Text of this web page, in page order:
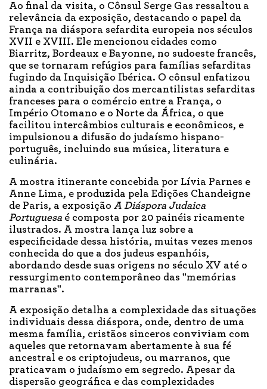
Ao final da visita, o Cônsul Serge Gas ressaltou a
relevância da exposição, destacando o papel da
França na diáspora sefardita europeia nos séculos
XVII e XVIII. Ele mencionou cidades como
Biarritz, Bordeaux e Bayonne, no sudoeste francês,
que se tornaram refúgios para famílias sefarditas
fugindo da Inquisição Ibérica. O cônsul enfatizou
ainda a contribuição dos mercantilistas sefarditas
franceses para o comércio entre a França, o
Império Otomano e o Norte da África, o que
facilitou intercâmbios culturais e econômicos, e
impulsionou a difusão do judaísmo hispano-
português, incluindo sua música, literatura e
culinária.
A mostra itinerante concebida por Lívia Parnes e
Anne Lima, e produzida pela Edições Chandeigne
de Paris, a exposição A Diáspora Judaica
Portuguesa é composta por 20 painéis ricamente
ilustrados. A mostra lança luz sobre a
especificidade dessa história, muitas vezes menos
conhecida do que a dos judeus espanhóis,
abordando desde suas origens no século XV até o
ressurgimento contemporâneo das "memórias
marranas".
A exposição detalha a complexidade das situações
individuais dessa diáspora, onde, dentro de uma
mesma família, cristãos sinceros conviviam com
aqueles que retornavam abertamente à sua fé
ancestral e os criptojudeus, ou marranos, que
praticavam o judaísmo em segredo. Apesar da
dispersão geográfica e das complexidades